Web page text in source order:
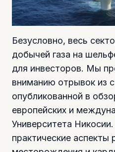
Безусловно, весь
добычей газа на
для инвесторов. Мы
вниманию отрывок из
опубликованной в
европейских и
Университета
практические аспекты